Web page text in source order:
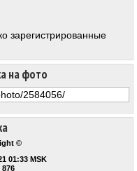
©
01:33 MSK
876
на фото
зарегистрированные